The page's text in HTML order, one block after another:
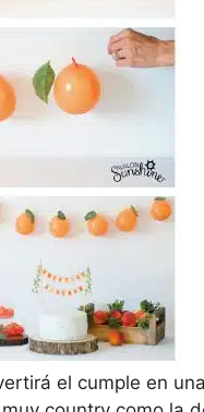
el cumple en una